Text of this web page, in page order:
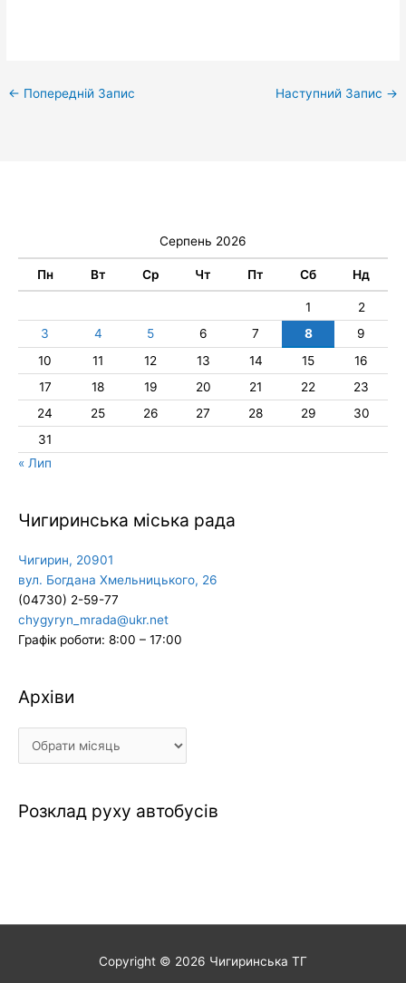
← Попередній Запис Наступний Запис →
Серпень 2026
Пн Вт Ср Чт Пт Сб Нд
1
2
3
4 5 6 7 8
9
10
11 12 13 14 15
16
17
18 19 20 21 22
23
24
25 26 27 28 29
30
31
« Лип
Чигиринська міська рада
Чигирин, 20901
вул. Богдана Хмельницького, 26
(04730) 2-59-77
chygyryn_mrada@ukr.net
Графік роботи: 8:00 – 17:00
Архіви
Архіви
Розклад руху автобусів
Copyright © 2026 Чигиринська ТГ